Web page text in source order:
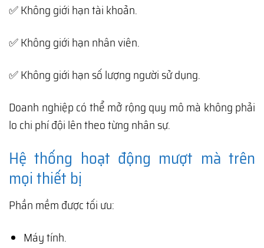
✅ Không giới hạn tài khoản.
✅ Không giới hạn nhân viên.
✅ Không giới hạn số lượng người sử dụng.
Doanh nghiệp có thể mở rộng quy mô mà không phải
lo chi phí đội lên theo từng nhân sự.
Hệ thống hoạt động mượt mà trên
mọi thiết bị
Phần mềm được tối ưu:
Máy tính.